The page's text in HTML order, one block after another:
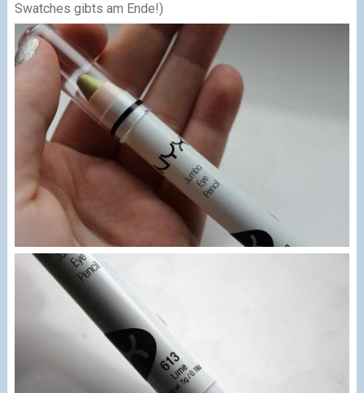
Swatches gibts am Ende!)